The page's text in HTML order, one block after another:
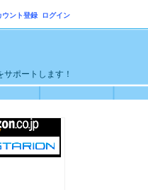
ウント登録 ログイン
ポートします！